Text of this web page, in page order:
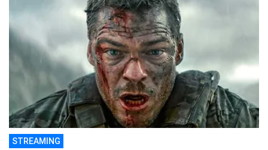
STREAMING